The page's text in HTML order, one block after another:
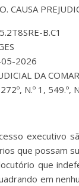
CAUSA
B.C1
2026
DA
N.º 1, 549.º,
executivo
que possam
que
em